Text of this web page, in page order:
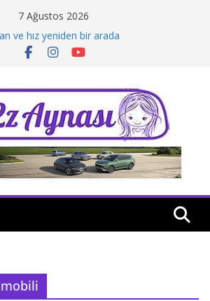
7 Ağustos 2026
ve hız yeniden bir arada
Next Bodrum’da açıldı
test sürüşü